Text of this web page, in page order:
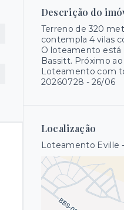
Descrição do
Terreno de 320
contempla 4 vilas
O loteamento está
Bassitt. Próximo
Loteamento com
20260728 - 26/06
Localização
Loteamento Eville